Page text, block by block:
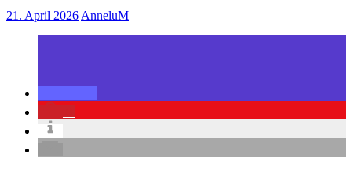
21. April 2026 AnneluM